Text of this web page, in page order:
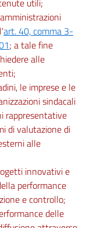
utili;
art. 40, comma 3-
; a tale fine
alle
le imprese e le
sindacali
rappresentative
di valutazione di
alle
innovativi e
performance
e controllo;
delle